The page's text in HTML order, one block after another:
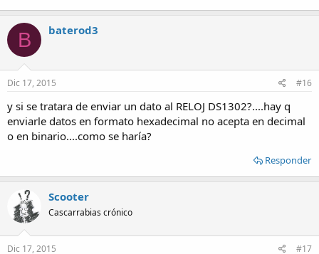
B baterod3
Dic 17, 2015 #16
y si se tratara de enviar un dato al RELOJ DS1302?....hay q
enviarle datos en formato hexadecimal no acepta en decimal
o en binario....como se haría?
Responder
Scooter
Cascarrabias crónico
Dic 17, 2015 #17